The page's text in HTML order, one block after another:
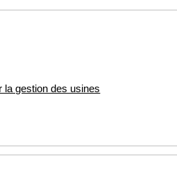
la gestion des usines